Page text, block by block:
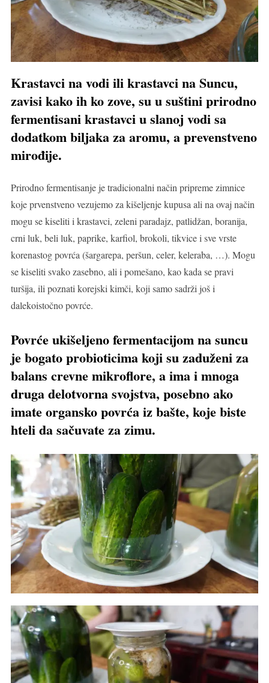
Krastavci na vodi ili krastavci na Suncu,
zavisi kako ih ko zove, su u suštini prirodno
fermentisani krastavci u slanoj vodi sa
dodatkom biljaka za aromu, a prevenstveno
mirođije.
Prirodno fermentisanje je tradicionalni način pripreme zimnice
koje prvenstveno vezujemo za kišeljenje kupusa ali na ovaj način
mogu se kiseliti i krastavci, zeleni paradajz, patlidžan, boranija,
crni luk, beli luk, paprike, karfiol, brokoli, tikvice i sve vrste
korenastog povrća (šargarepa, peršun, celer, keleraba, …). Mogu
se kiseliti svako zasebno, ali i pomešano, kao kada se pravi
turšija, ili poznati korejski kimči, koji samo sadrži još i
dalekoistočno povrće.
Povrće ukišeljeno fermentacijom na suncu
je bogato probioticima koji su zaduženi za
balans crevne mikroflore, a ima i mnoga
druga delotvorna svojstva, posebno ako
imate organsko povrća iz bašte, koje biste
hteli da sačuvate za zimu.